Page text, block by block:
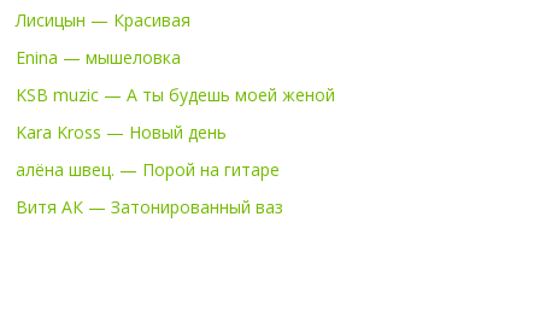
Лисицын — Красивая
Enina — мышеловка
KSB muzic — А ты будешь моей женой
Kara Kross — Новый день
алёна швец. — Порой на гитаре
Витя АК — Затонированный ваз